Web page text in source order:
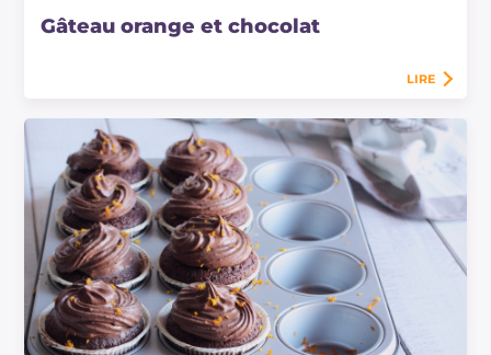
Gâteau orange et chocolat
LIRE